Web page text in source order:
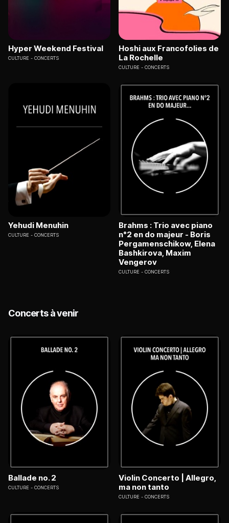
Hyper Weekend Festival
CULTURE CONCERTS
Hoshi aux Francofolies de
La Rochelle
CULTURE CONCERTS
Yehudi Menuhin
CULTURE CONCERTS
Brahms : Trio avec piano
n°2 en do majeur - Boris
Pergamenschikow, Elena
Bashkirova, Maxim
Vengerov
CULTURE CONCERTS
Concerts à venir
Ballade no. 2
CULTURE CONCERTS
Violin Concerto | Allegro,
ma non tanto
CULTURE CONCERTS